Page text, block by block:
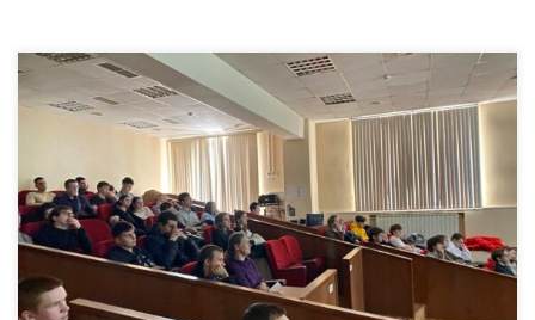
11 февраля 2026 года для студентов первого курса прошла встреча с
представителем Центра профилактики экстремизма Управления
внутренних дел по Западному административному округу ГУ МВД
России по г. Москве Евгением Сергеевичем Семёновым. В рамках
тематической лекции студенты посмотрели видеоролики с
актуальной информацией, узнали о мерах профилактики вовлечения
молодежи в противоправную […]